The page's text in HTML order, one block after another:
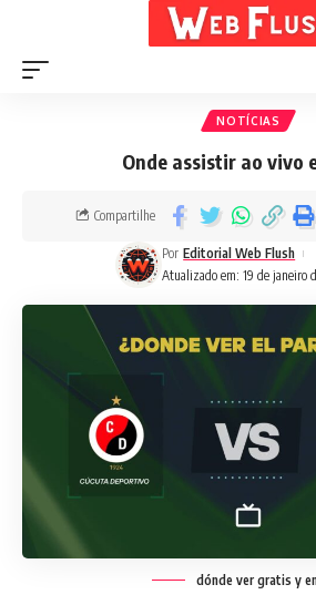
NOTÍCIAS
Onde assistir ao vivo
Atualizado em: 19 de janeiro
Por Editorial Web Flush
Compartilhe
dónde ver gratis y